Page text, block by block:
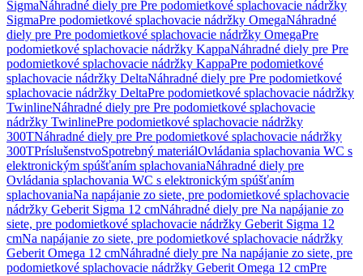
SigmaNáhradné diely pre Pre podomietkové splachovacie nádržky
SigmaPre podomietkové splachovacie nádržky OmegaNáhradné
diely pre Pre podomietkové splachovacie nádržky OmegaPre
podomietkové splachovacie nádržky KappaNáhradné diely pre Pre
podomietkové splachovacie nádržky KappaPre podomietkové
splachovacie nádržky DeltaNáhradné diely pre Pre podomietkové
splachovacie nádržky DeltaPre podomietkové splachovacie nádržky
TwinlineNáhradné diely pre Pre podomietkové splachovacie
nádržky TwinlinePre podomietkové splachovacie nádržky
300TNáhradné diely pre Pre podomietkové splachovacie nádržky
300TPríslušenstvoSpotrebný materiálOvládania splachovania WC s
elektronickým spúšťaním splachovaniaNáhradné diely pre
Ovládania splachovania WC s elektronickým spúšťaním
splachovaniaNa napájanie zo siete, pre podomietkové splachovacie
nádržky Geberit Sigma 12 cmNáhradné diely pre Na napájanie zo
siete, pre podomietkové splachovacie nádržky Geberit Sigma 12
cmNa napájanie zo siete, pre podomietkové splachovacie nádržky
Geberit Omega 12 cmNáhradné diely pre Na napájanie zo siete, pre
podomietkové splachovacie nádržky Geberit Omega 12 cmPre